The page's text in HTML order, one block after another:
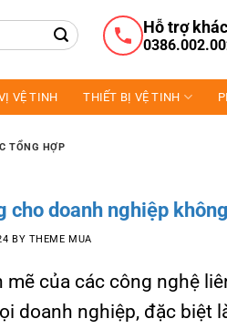
Hỗ trợ
VỆ TINH THIẾT BỊ VỆ TINH
TỔNG HỢP
cho doanh nghiệp
BY THEME MUA
của các công nghệ
doanh nghiệp, đặc biệt